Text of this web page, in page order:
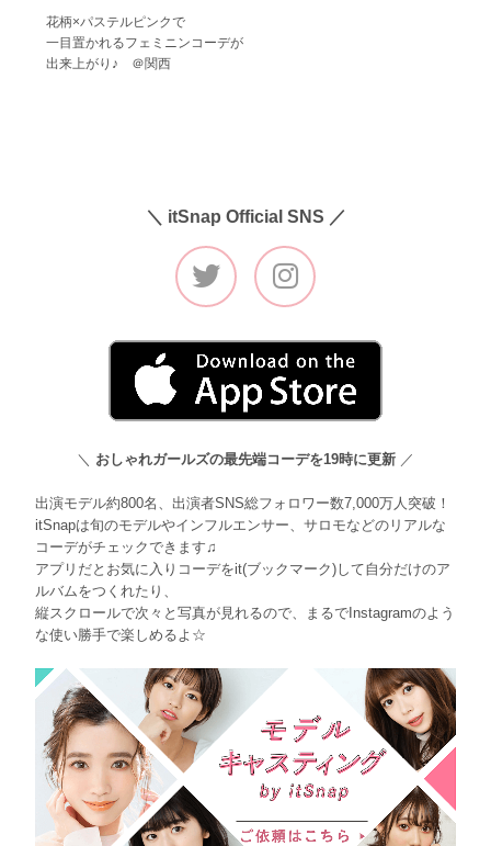
花柄×パステルピンクで
一目置かれるフェミニンコーデが
出来上がり♪ ＠関西
＼ itSnap Official SNS ／
＼ おしゃれガールズの最先端コーデを19時に更新 ／
出演モデル約800名、出演者SNS総フォロワー数7,000万人突破！
itSnapは旬のモデルやインフルエンサー、サロモなどのリアルな
コーデがチェックできます♫
アプリだとお気に入りコーデをit(ブックマーク)して自分だけのア
ルバムをつくれたり、
縦スクロールで次々と写真が見れるので、まるでInstagramのよう
な使い勝手で楽しめるよ☆